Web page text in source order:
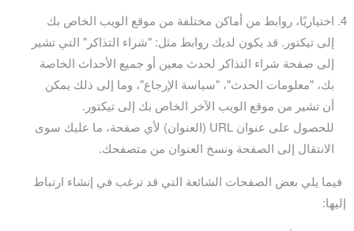
اختياريًا، روابط من أماكن مختلفة من موقع الويب الخاص بك
إلى تيكتور. قد يكون لديك روابط مثل: "شراء التذاكر" التي تشير
إلى صفحة شراء التذاكر لحدث معين أو جميع الأحداث الخاصة
بك، "معلومات الحدث"، "سياسة الإرجاع"، وما إلى ذلك يمكن
أن تشير من موقع الويب الآخر الخاص بك إلى تيكتور.
للحصول على عنوان URL (العنوان) لأي صفحة، ما عليك سوى
الانتقال إلى الصفحة ونسخ العنوان من متصفحك.
فيما يلي بعض الصفحات الشائعة التي قد ترغب في إنشاء ارتباط
إليها: